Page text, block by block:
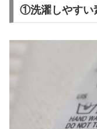
①洗濯しやすい